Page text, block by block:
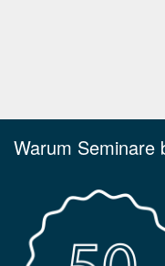
Warum Seminare